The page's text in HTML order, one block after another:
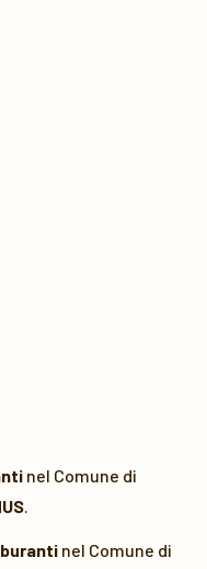
nel Comune di
.
nel Comune di